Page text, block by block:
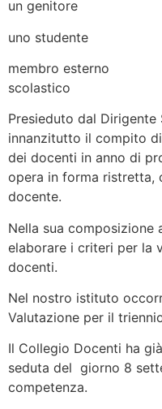
un genitore
uno studente
membro esterno
scolastico
Presieduto dal
innanzitutto il compito
dei docenti in anno di
opera in forma ristretta,
docente.
Nella sua
elaborare i criteri per la
docenti.
Nel nostro istituto
Valutazione per il
Il Collegio Docenti ha
seduta del giorno 8
competenza.